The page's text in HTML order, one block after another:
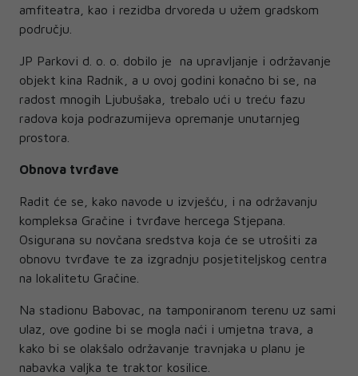
amfiteatra, kao i rezidba drvoreda u užem gradskom
području.
JP Parkovi d. o. o. dobilo je na upravljanje i održavanje
objekt kina Radnik, a u ovoj godini konačno bi se, na
radost mnogih Ljubušaka, trebalo ući u treću fazu
radova koja podrazumijeva opremanje unutarnjeg
prostora.
Obnova tvrđave
Radit će se, kako navode u izvješću, i na održavanju
kompleksa Gračine i tvrđave hercega Stjepana.
Osigurana su novčana sredstva koja će se utrošiti za
obnovu tvrđave te za izgradnju posjetiteljskog centra
na lokalitetu Gračine.
Na stadionu Babovac, na tamponiranom terenu uz sami
ulaz, ove godine bi se mogla naći i umjetna trava, a
kako bi se olakšalo održavanje travnjaka u planu je
nabavka valjka te traktor kosilice.